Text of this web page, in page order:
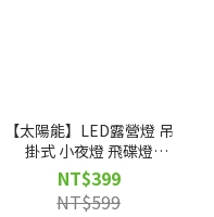
【太陽能】LED露營燈 吊
掛式 小夜燈 飛碟燈
D52014
NT$399
NT$599